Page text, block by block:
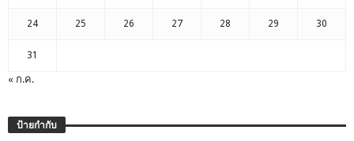
24 25 26 27 28 29 30
31
« ก.ค.
ป้ายกำกับ